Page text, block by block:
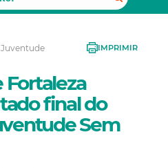
Juventude IMPRIMIR
Fortaleza
final do
Sem